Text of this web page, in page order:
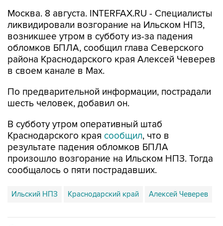
Москва. 8 августа. INTERFAX.RU - Специалисты
ликвидировали возгорание на Ильском НПЗ,
возникшее утром в субботу из-за падения
обломков БПЛА, сообщил глава Северского
района Краснодарского края Алексей Чеверев
в своем канале в Max.
По предварительной информации, пострадали
шесть человек, добавил он.
В субботу утром оперативный штаб
Краснодарского края сообщил, что в
результате падения обломков БПЛА
произошло возгорание на Ильском НПЗ. Тогда
сообщалось о пяти пострадавших.
Ильский НПЗ Краснодарский край Алексей Чеверев